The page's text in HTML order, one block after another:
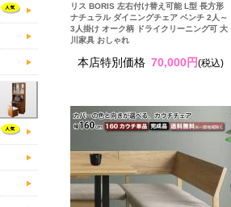
リス BORIS 左右付け替え可能 L型 長方形
ナチュラル ダイニングチェア ベンチ 2人～
3人掛け オーク柄 ドライクリーニング可 大
川家具 おしゃれ
本店特別価格 70,000円(税込)